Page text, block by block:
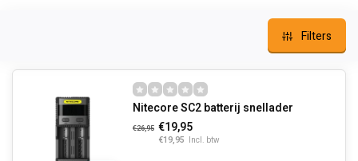
Filters
Nitecore SC2 batterij snellader
€26,95 €19,95
€19,95 Incl. btw